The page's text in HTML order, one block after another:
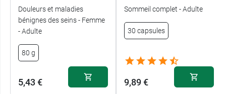
Douleurs et maladies
bénignes des seins - Femme
- Adulte
80 g
5,43 €
Sommeil complet - Adulte
30 capsules
9,89 €